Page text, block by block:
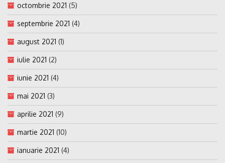
octombrie 2021 (5)
septembrie 2021 (4)
august 2021 (1)
iulie 2021 (2)
iunie 2021 (4)
mai 2021 (3)
aprilie 2021 (9)
martie 2021 (10)
ianuarie 2021 (4)